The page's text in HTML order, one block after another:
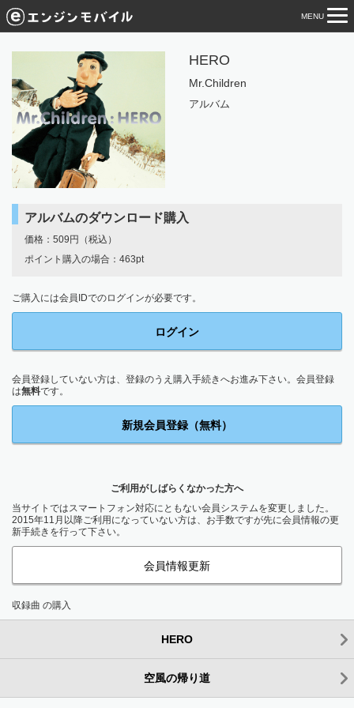
MENU
HERO
Mr.Children
アルバム
アルバムのダウンロード購入
価格：509円（税込）
ポイント購入の場合：463pt
ご購入には会員IDでのログインが必要です。
ログイン
会員登録していない方は、登録のうえ購入手続きへお進み下さい。会員登録
は無料です。
新規会員登録（無料）
ご利用がしばらくなかった方へ
当サイトではスマートフォン対応にともない会員システムを変更しました。
2015年11月以降ご利用になっていない方は、お手数ですが先に会員情報の更
新手続きを行って下さい。
会員情報更新
収録曲 の購入
HERO
空風の帰り道